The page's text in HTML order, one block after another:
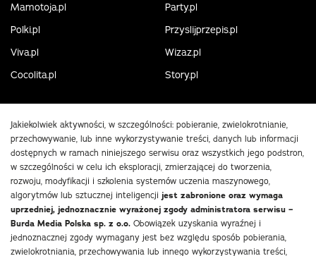
Mamotoja.pl
Party.pl
Polki.pl
Przyslijprzepis.pl
Viva.pl
Wizaz.pl
Cocolita.pl
Story.pl
Jakiekolwiek aktywności, w szczególności: pobieranie, zwielokrotnianie,
przechowywanie, lub inne wykorzystywanie treści, danych lub informacji
dostępnych w ramach niniejszego serwisu oraz wszystkich jego podstron,
w szczególności w celu ich eksploracji, zmierzającej do tworzenia,
rozwoju, modyfikacji i szkolenia systemów uczenia maszynowego,
algorytmów lub sztucznej inteligencji jest zabronione oraz wymaga
uprzedniej, jednoznacznie wyrażonej zgody administratora serwisu –
Burda Media Polska sp. z o.o. Obowiązek uzyskania wyraźnej i
jednoznacznej zgody wymagany jest bez względu sposób pobierania,
zwielokrotniania, przechowywania lub innego wykorzystywania treści,